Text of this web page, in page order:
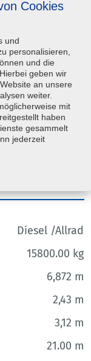
e.K.
Straße 8, 31137
Hildesheim
(05121) 918 90 80
hildesheim.de
Diesel /Allrad
15800.00 kg
6,872 m
2,43 m
3,12 m
21.00 m
Cookies
und
personalisieren,
und die
geben wir
an unsere
weiter.
mit
haben
gesammelt
jederzeit